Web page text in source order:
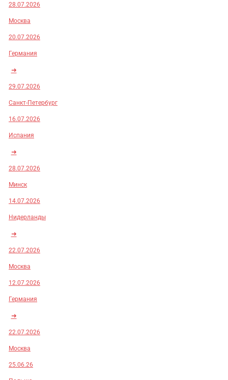
28.07.2026
Москва
20.07.2026
Германия
➜
29.07.2026
Санкт-Петербург
16.07.2026
Испания
➜
28.07.2026
Минск
14.07.2026
Нидерланды
➜
22.07.2026
Москва
12.07.2026
Германия
➜
22.07.2026
Москва
25.06.26